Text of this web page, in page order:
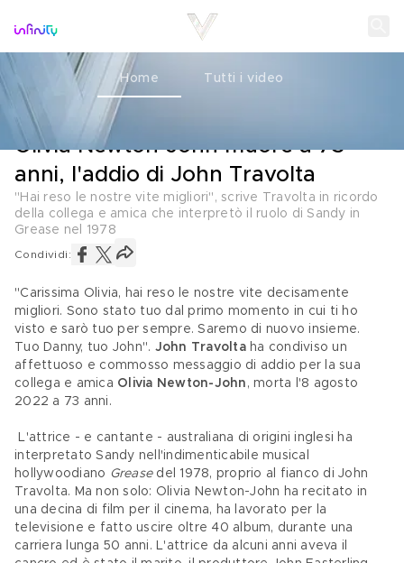
Home Tutti i video
LUTTO
Olivia Newton-John muore a 73
anni, l'addio di John Travolta
"Hai reso le nostre vite migliori", scrive Travolta in ricordo
della collega e amica che interpretò il ruolo di Sandy in
Grease nel 1978
Condividi:
"Carissima Olivia, hai reso le nostre vite decisamente
migliori. Sono stato tuo dal primo momento in cui ti ho
visto e sarò tuo per sempre. Saremo di nuovo insieme.
Tuo Danny, tuo John". John Travolta ha condiviso un
affettuoso e commosso messaggio di addio per la sua
collega e amica Olivia Newton-John , morta l'8 agosto
2022 a 73 anni.
interpretato Sandy nell'indimenticabile musical
hollywoodiano Grease del 1978, proprio al fianco di John
Travolta. Ma non solo: Olivia Newton-John ha recitato in
una decina di film per il cinema, ha lavorato per la
televisione e fatto uscire oltre 40 album, durante una
carriera lunga 50 anni. L'attrice da alcuni anni aveva il